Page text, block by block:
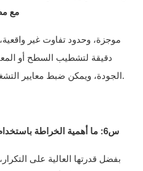
مع
دقيقة لتشطيب السطح أو
الجودة، ويمكن ضبط معايير التشغيل بدقة من خلال التواصل الجيد.
س6: ما أهمية الخراطة باستخدام الحاسوب في التصنيع الدقيق؟
بفضل قدرتها العالية على التكرار،